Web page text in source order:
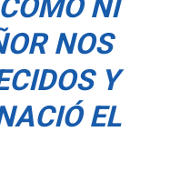
NI
NOS
Y
EL